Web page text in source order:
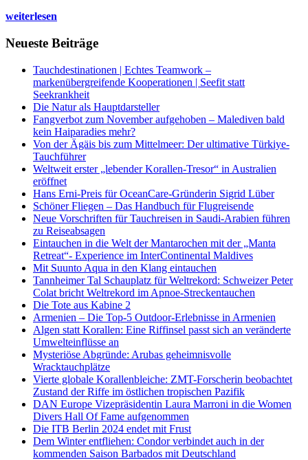
weiterlesen
Neueste Beiträge
Tauchdestinationen | Echtes Teamwork –
markenübergreifende Kooperationen | Seefit statt
Seekrankheit
Die Natur als Hauptdarsteller
Fangverbot zum November aufgehoben – Malediven bald
kein Haiparadies mehr?
Von der Ägäis bis zum Mittelmeer: Der ultimative Türkiye-
Tauchführer
Weltweit erster „lebender Korallen-Tresor“ in Australien
eröffnet
Hans Erni-Preis für OceanCare-Gründerin Sigrid Lüber
Schöner Fliegen – Das Handbuch für Flugreisende
Neue Vorschriften für Tauchreisen in Saudi-Arabien führen
zu Reiseabsagen
Eintauchen in die Welt der Mantarochen mit der „Manta
Retreat“- Experience im InterContinental Maldives
Mit Suunto Aqua in den Klang eintauchen
Tannheimer Tal Schauplatz für Weltrekord: Schweizer Peter
Colat bricht Weltrekord im Apnoe-Streckentauchen
Die Tote aus Kabine 2
Armenien – Die Top-5 Outdoor-Erlebnisse in Armenien
Algen statt Korallen: Eine Riffinsel passt sich an veränderte
Umwelteinflüsse an
Mysteriöse Abgründe: Arubas geheimnisvolle
Wracktauchplätze
Vierte globale Korallenbleiche: ZMT-Forscherin beobachtet
Zustand der Riffe im östlichen tropischen Pazifik
DAN Europe Vizepräsidentin Laura Marroni in die Women
Divers Hall Of Fame aufgenommen
Die ITB Berlin 2024 endet mit Frust
Dem Winter entfliehen: Condor verbindet auch in der
kommenden Saison Barbados mit Deutschland